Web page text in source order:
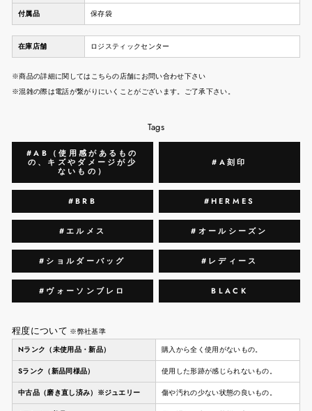
付属品 保存袋
在庫店舗 ロジスティックセンター
※商品の詳細に関してはこちらの店舗にお問い合わせ下さい
※混雑の際は電話が繋がりにいくことがございます。ご了承下さい。
Tags
#AB（使用感があるもの
の、キズやダメージが少
ないもの）
#A刻印
#BRB #HERMES
#エルメス #オールシーズン
#ショルダーバッグ #レディース
#ヴォーソンブレロ BLACK
程度について ※弊社基準
Nランク（未使用品・新品）
購入から全く使用がないもの。
Sランク（新品同様品） 使用した形跡が感じられないもの。
中古品（磨き直し済み）※ジュエリー 傷や汚れの少ない状態の良いもの。